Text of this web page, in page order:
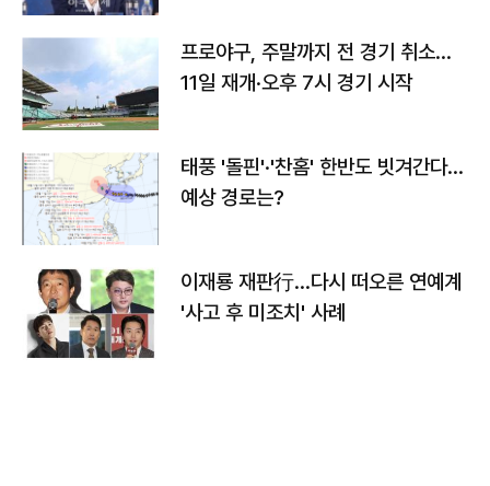
프로야구, 주말까지 전 경기 취소…
11일 재개·오후 7시 경기 시작
태풍 '돌핀'·'찬홈' 한반도 빗겨간다…
예상 경로는?
이재룡 재판行…다시 떠오른 연예계
'사고 후 미조치' 사례